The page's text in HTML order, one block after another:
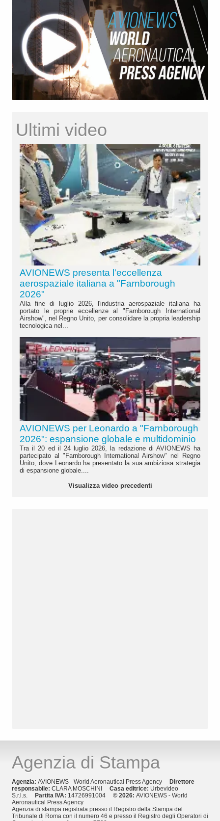
Ultimi video
AVIONEWS presenta l'eccellenza
aerospaziale italiana a "Farnborough
2026"
Alla fine di luglio 2026, l'industria aerospaziale italiana ha
portato le proprie eccellenze al "Farnborough International
Airshow", nel Regno Unito, per consolidare la propria leadership
tecnologica nel...
AVIONEWS per Leonardo a "Farnborough
2026": espansione globale e multidominio
Tra il 20 ed il 24 luglio 2026, la redazione di AVIONEWS ha
partecipato al "Farnborough International Airshow" nel Regno
Unito, dove Leonardo ha presentato la sua ambiziosa strategia
di espansione globale....
Visualizza video precedenti
Agenzia di Stampa
Agenzia: AVIONEWS - World Aeronautical Press Agency Direttore
responsabile: CLARA MOSCHINI Casa editrice: Urbevideo
S.r.l.s. Partita IVA: 14726991004 © 2026: AVIONEWS - World
Aeronautical Press Agency
Agenzia di stampa registrata presso il Registro della Stampa del
Tribunale di Roma con il numero 46 e presso il Registro degli Operatori di